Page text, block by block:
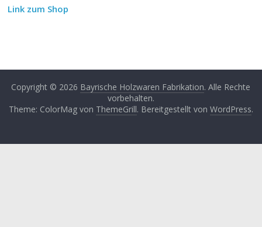
Link zum Shop
Copyright © 2026 Bayrische Holzwaren Fabrikation. Alle Rechte
vorbehalten.
Theme: ColorMag von ThemeGrill. Bereitgestellt von WordPress.